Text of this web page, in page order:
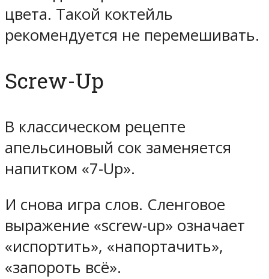
цвета. Такой коктейль
рекомендуется не перемешивать.
Screw-Up
В классическом рецепте
апельсиновый сок заменяется
напитком «7-Up».
И снова игра слов. Сленговое
выражение «screw-up» означает
«испортить», «напортачить»,
«запороть всё».